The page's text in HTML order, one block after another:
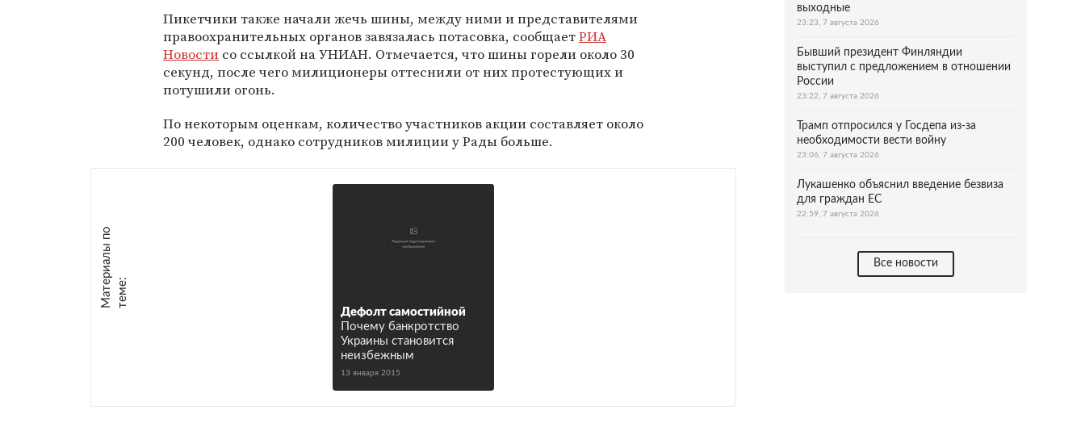
Пикетчики также начали жечь шины, между ними и представителями
правоохранительных органов завязалась потасовка, сообщаетРИА
Новости со ссылкой на УНИАН. Отмечается, что шины горели около 30
секунд, после чего милиционеры оттеснили от них протестующих и
потушили огонь.
По некоторым оценкам, количество участников акции составляет около
200 человек, однако сотрудников милиции у Рады больше.
М
а
т е
р
и
а
л
ы
п
о
т
е
м
е :
Дефолт самостийной
Почему банкротство
Украины становится
неизбежным
13 января 2015
выходные
23:23, 7 августа 2026
Бывший президент Финляндии
выступил с предложением в отношении
России
23:22, 7 августа 2026
Трамп отпросился у Госдепа из-за
необходимости вести войну
23:06, 7 августа 2026
Лукашенко объяснил введение безвиза
для граждан ЕС
22:59, 7 августа 2026
Все новости